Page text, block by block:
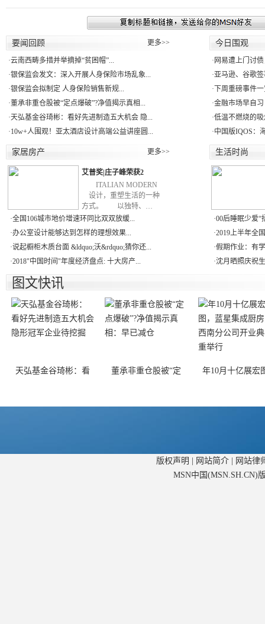
要闻回顾 更多>>
·云南西畴多措并举摘掉“贫困帽”...
·银保监会发文：深入开展人身保险市场乱象...
·银保监会拟制定 人身保险销售新规...
·董承非重仓股被“定点爆破”?净值揭示真相...
·天弘基金谷琦彬：看好先进制造五大机会 隐...
·10w+人围观！亚太酒店设计高端公益讲座圆...
今日围观
· 网易遭上门讨
·亚马逊、谷歌
· 下周重磅事件
·金融市场早自
·低温不燃烧的
·中国版IQOS：
家居房产 更多>>
艾普奖|庄子峰荣获2
ITALIAN MODERN
设计，重塑生活的一种
方式。 以独特、…
·全国106城市地价增速环同比双双放缓...
·办公室设计能够达到怎样的理想效果...
·说起橱柜木质台面 &ldquo;沃&rdquo;猜你还...
·2018"中国时间"年度经济盘点: 十大房产...
生活时尚
·00后睡眠少爱“
·2019上半年全
·假期作业：有
·沈月晒照庆祝
图文快讯
天弘基金谷琦彬：看 董承非重仓股被“定 年10月十亿展宏
版权声明 网站简介|
网站律
MSN中国(MSN.SH.CN)